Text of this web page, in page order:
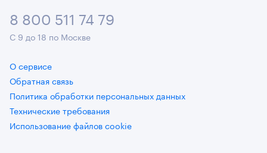
8 800 511 74 79
С 9 до 18 по Москве
О сервисе
Обратная связь
Политика обработки персональных данных
Технические требования
Использование файлов cookie